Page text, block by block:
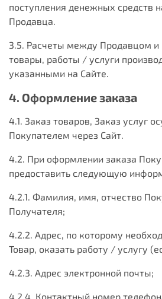
поступления денежных средств
Продавца.
3.5. Расчеты между Продавцом и
товары, работы / услуги
указанными на Сайте.
4. Оформление заказа
4.1. Заказ товаров, Заказ услуг
Покупателем через Сайт.
4.2. При оформлении заказа
предоставить следующую
4.2.1. Фамилия, имя, отчество
Получателя;
4.2.2. Адрес, по которому
Товар, оказать работу / услугу
4.2.3. Адрес электронной почты;
4.2.4. Контактный номер